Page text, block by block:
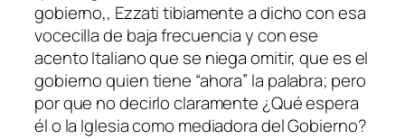
gobierno,, Ezzati tibiamente a dicho con esa
vocecilla de baja frecuencia y con ese
acento Italiano que se niega omitir, que es el
gobierno quien tiene “ahora” la palabra; pero
por que no decirlo claramente ¿Qué espera
él o la Iglesia como mediadora del Gobierno?